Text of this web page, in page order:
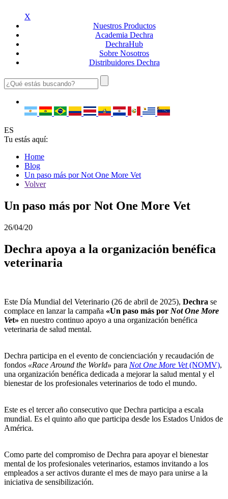
X
Nuestros Productos
Academia Dechra
DechraHub
Sobre Nosotros
Distribuidores Dechra
ES
Tu estás aquí:
Home
Blog
Un paso más por Not One More Vet
Volver
Un paso más por Not One More Vet
26/04/20
Dechra apoya a la organización benéfica
veterinaria
Este Día Mundial del Veterinario (26 de abril de 2025), Dechra se
complace en lanzar la campaña «Un paso más por Not One More
Vet» en nuestro continuo apoyo a una organización benéfica
veterinaria de salud mental.
Dechra participa en el evento de concienciación y recaudación de
fondos «Race Around the World» para Not One More Vet(NOMV),
una organización benéfica dedicada a mejorar la salud mental y el
bienestar de los profesionales veterinarios de todo el mundo.
Este es el tercer año consecutivo que Dechra participa a escala
mundial. Es el quinto año que participa desde los Estados Unidos de
América.
Como parte del compromiso de Dechra para apoyar el bienestar
mental de los profesionales veterinarios, estamos invitando a los
empleados a ser activos durante el mes de mayo para unirse a la
iniciativa de sensibilización.